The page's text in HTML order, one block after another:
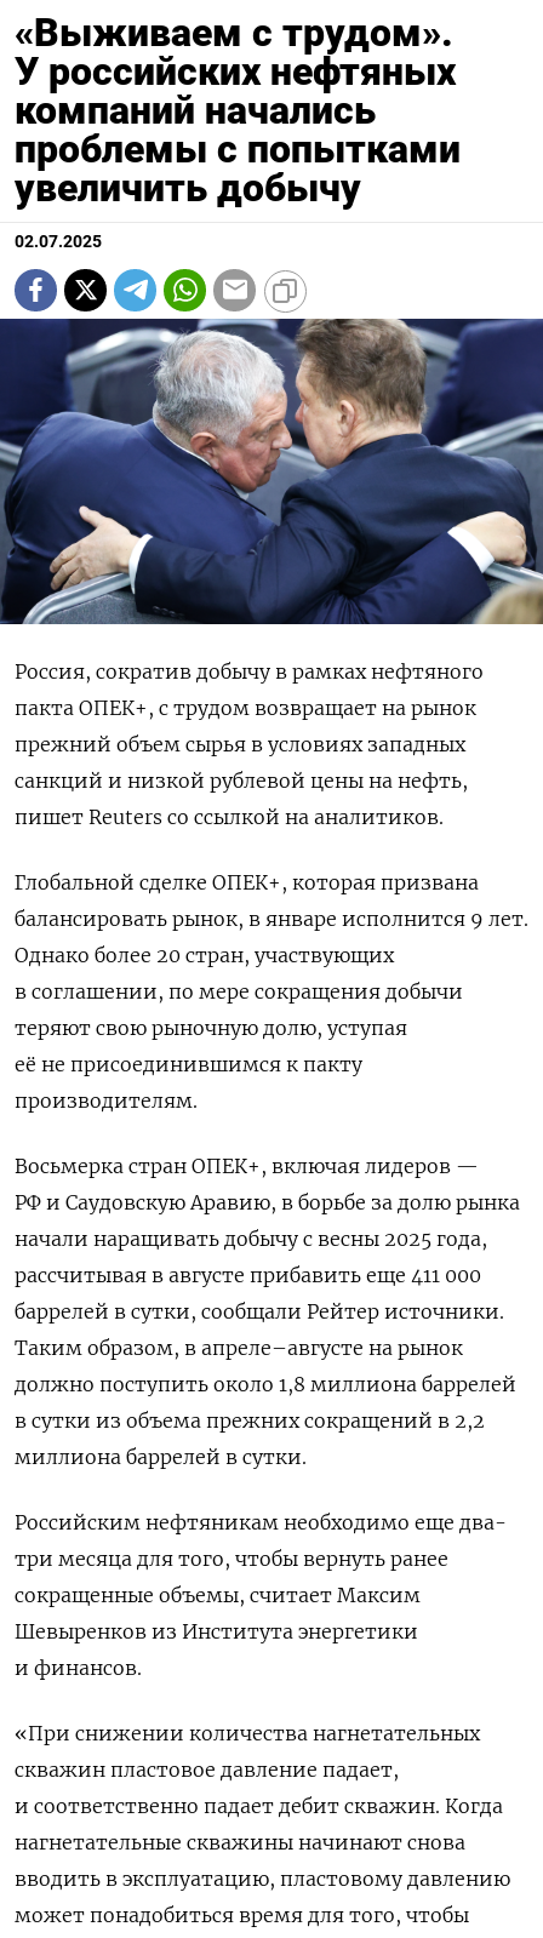
«Выживаем с трудом».
У российских нефтяных
компаний начались
проблемы с попытками
увеличить добычу
02.07.2025
Россия, сократив добычу в рамках нефтяного
пакта ОПЕК+, с трудом возвращает на рынок
прежний объем сырья в условиях западных
санкций и низкой рублевой цены на нефть,
пишет Reuters со ссылкой на аналитиков.
Глобальной сделке ОПЕК+, которая призвана
балансировать рынок, в январе исполнится 9 лет.
Однако более 20 стран, участвующих
в соглашении, по мере сокращения добычи
теряют свою рыночную долю, уступая
её не присоединившимся к пакту
производителям.
Восьмерка стран ОПЕК+, включая лидеров —
РФ и Саудовскую Аравию, в борьбе за долю рынка
начали наращивать добычу с весны 2025 года,
рассчитывая в августе прибавить еще 411 000
баррелей в сутки, сообщали Рейтер источники.
Таким образом, в апреле–августе на рынок
должно поступить около 1,8 миллиона баррелей
в сутки из объема прежних сокращений в 2,2
миллиона баррелей в сутки.
Российским нефтяникам необходимо еще два-
три месяца для того, чтобы вернуть ранее
сокращенные объемы, считает Максим
Шевыренков из Института энергетики
и финансов.
«При снижении количества нагнетательных
скважин пластовое давление падает,
и соответственно падает дебит скважин. Когда
нагнетательные скважины начинают снова
вводить в эксплуатацию, пластовому давлению
может понадобиться время для того, чтобы